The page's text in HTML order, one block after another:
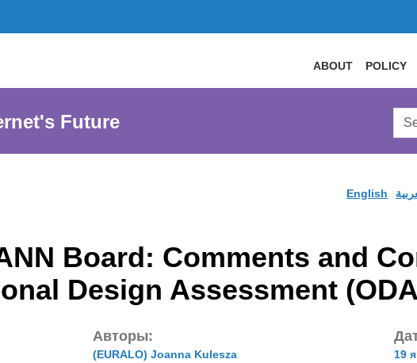
ABOUT POLICY
Future
English
Board: Comments and
Design Assessment
Авторы:
(EURALO) Joanna Kulesza
19